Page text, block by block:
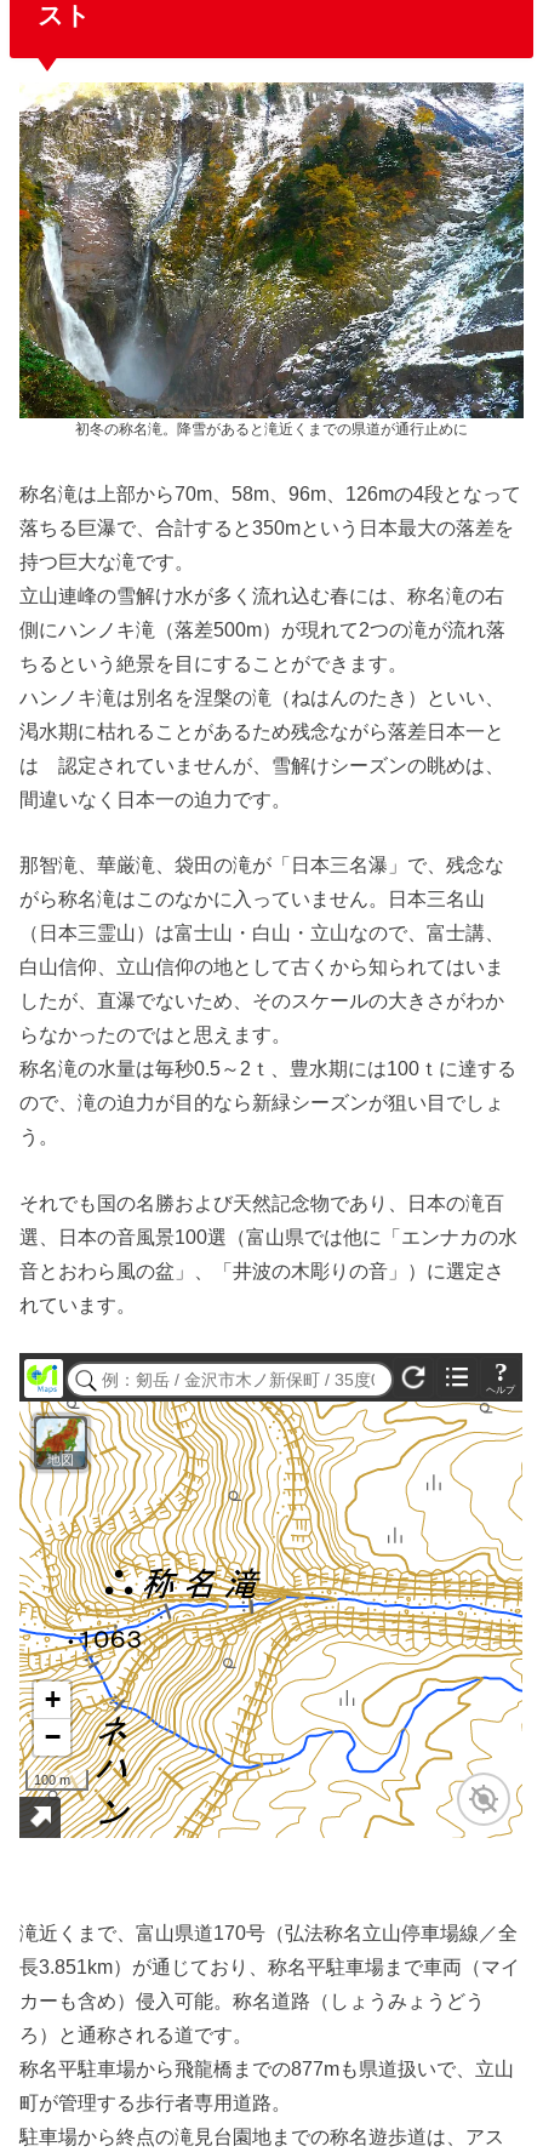
スト
初冬の称名滝。降雪があると滝近くまでの県道が通行止めに
称名滝は上部から70m、58m、96m、126mの4段となって
落ちる巨瀑で、合計すると350mという日本最大の落差を
持つ巨大な滝です。
立山連峰の雪解け水が多く流れ込む春には、称名滝の右
側にハンノキ滝（落差500m）が現れて2つの滝が流れ落
ちるという絶景を目にすることができます。
ハンノキ滝は別名を涅槃の滝（ねはんのたき）といい、
渇水期に枯れることがあるため残念ながら落差日本一と
は 認定されていませんが、雪解けシーズンの眺めは、
間違いなく日本一の迫力です。
那智滝、華厳滝、袋田の滝が「日本三名瀑」で、残念な
がら称名滝はこのなかに入っていません。日本三名山
（日本三霊山）は富士山・白山・立山なので、富士講、
白山信仰、立山信仰の地として古くから知られてはいま
したが、直瀑でないため、そのスケールの大きさがわか
らなかったのではと思えます。
称名滝の水量は毎秒0.5～2ｔ、豊水期には100ｔに達する
ので、滝の迫力が目的なら新緑シーズンが狙い目でしょ
う。
それでも国の名勝および天然記念物であり、日本の滝百
選、日本の音風景100選（富山県では他に「エンナカの水
音とおわら風の盆」、「井波の木彫りの音」）に選定さ
れています。
滝近くまで、富山県道170号（弘法称名立山停車場線／全
長3.851km）が通じており、称名平駐車場まで車両（マイ
カーも含め）侵入可能。称名道路（しょうみょうどう
ろ）と通称される道です。
称名平駐車場から飛龍橋までの877mも県道扱いで、立山
町が管理する歩行者専用道路。
駐車場から終点の滝見台園地までの称名遊歩道は、アス